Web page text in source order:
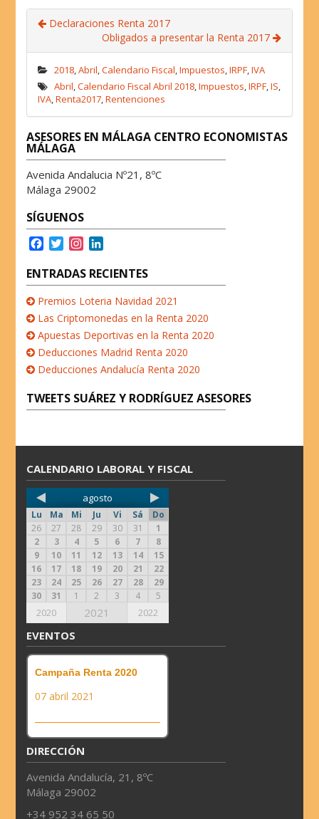
e
b
o
k
t
t
r
k
e
I
n
t
s
A
p
p
i
l
Declaraciones Renta 2017
Obligados a presentar la Renta 2017
2018,Abril,Calendario Fiscal,Impuestos,IRPF,IVA
Abril,Calendario Fiscal Abril 2018,Impuestos,IRPF,IS,
IVA,Renta2017,Rentenciones
ASESORES EN MÁLAGA CENTRO ECONOMISTAS
MÁLAGA
Avenida Andalucia Nº21, 8ºC
Málaga 29002
SÍGUENOS
c
e
b
o
k
T
i
t
t
e
r
s
t
a
g
r
a
m
n
k
e
d
n
ENTRADAS RECIENTES
Premios Loteria Navidad 2021
Las Criptomonedas en la Renta 2020
Apuestas Deportivas en la Renta 2020
Deducciones Madrid Renta 2020
Deducciones Andalucía Renta 2020
TWEETS SUÁREZ Y RODRÍGUEZ ASESORES
CALENDARIO LABORAL Y FISCAL
agosto
Lu Ma Mi Ju Vi Sá
Do
26
27 28 29 30 31
1
2
3 4 5 6 7
8
9
10 11 12 13 14
15
16
17 18 19 20 21
22
23
24 25 26 27 28
29
30
31 1 2 3 4 5
2020 2021 2022
EVENTOS
Campaña Renta 2020
07 abril 2021
DIRECCIÓN
Avenida Andalucía, 21, 8ºC
Málaga 29002
+34 952 34 65 50